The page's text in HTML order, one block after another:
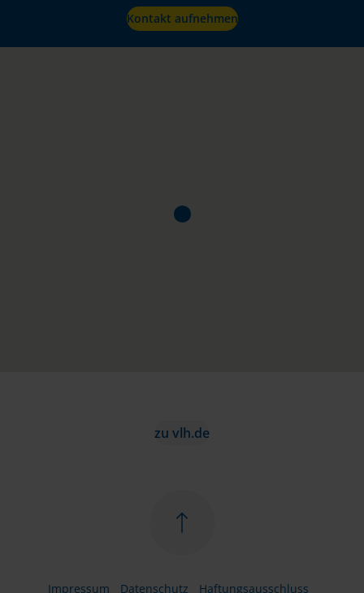
Kontakt aufnehmen
zu vlh.de
Impressum Datenschutz Haftungsausschluss